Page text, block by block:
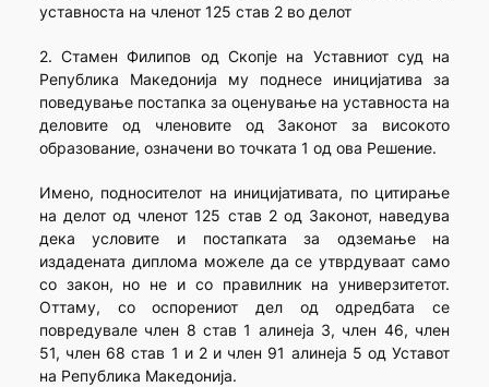
уставноста на членот 125 став 2 во делот
2. Стамен Филипов од Скопје на Уставниот суд на
Република Македонија му поднесе иницијатива за
поведување постапка за оценување на уставноста на
деловите од членовите од Законот за високото
образование, означени во точката 1 од ова Решение.
Имено, подносителот на иницијативата, по цитирање
на делот од членот 125 став 2 од Законот, наведува
дека условите и постапката за одземање на
издадената диплома можеле да се утврдуваат само
со закон, но не и со правилник на универзитетот.
Оттаму, со оспорениот дел од одредбата се
повредувале член 8 став 1 алинеја 3, член 46, член
51, член 68 став 1 и 2 и член 91 алинеја 5 од Уставот
на Република Македонија.